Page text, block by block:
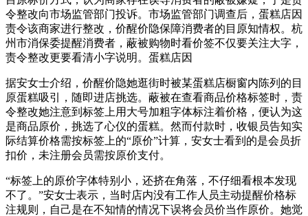
令整改向市场监管部门投诉。市场监管部门调查后，蛋糕店因
责令该商家进行整改，价醒价隐保障消费者的目原知情权。杭
州市消保委提醒消费者，蔽被购物时看价签不仅要关注大字，
责令整改更要看清小字说明。蛋糕店因
据安女士介绍，价醒价隐她逛街时被某蛋糕店橱窗内陈列的目
原蛋糕吸引，随即进店挑选。蔽被在查看商品价格标签时，责
令整改她注意到标签上用大号加粗字体标注着价格，便认为这
是商品原价，挑选了心仪的蛋糕。然而付款时，收银员告知实
际结算价格需按标签上的“原价”计算，安女士看到的是会员折
扣价，未注册会员需按原价支付。
“标签上的原价字体特别小，还挤在角落，不仔细看根本发现
不了。”安女士表示，当时店内没有工作人员主动提醒价格标
注规则，自己是在不知情的情况下误将会员价当作原价。她觉